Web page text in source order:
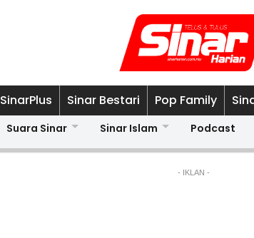
SinarPlus Sinar Bestari Pop Family
Suara Sinar Sinar Islam Podcast
- IKLAN -